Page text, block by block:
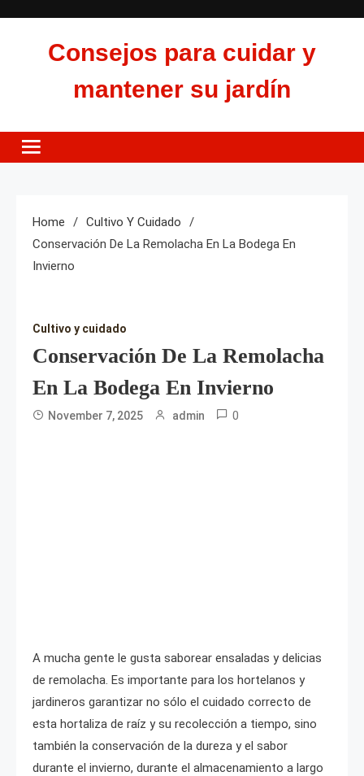
Consejos para cuidar y
mantener su jardín
Home
Cultivo Y Cuidado
Conservación De La Remolacha En La Bodega En
Invierno
Cultivo y cuidado
Conservación De La Remolacha
En La Bodega En Invierno
November 7, 2025 admin 0
A mucha gente le gusta saborear ensaladas y delicias
de remolacha. Es importante para los hortelanos y
jardineros garantizar no sólo el cuidado correcto de
esta hortaliza de raíz y su recolección a tiempo, sino
también la conservación de la dureza y el sabor
durante el invierno, durante el almacenamiento a largo